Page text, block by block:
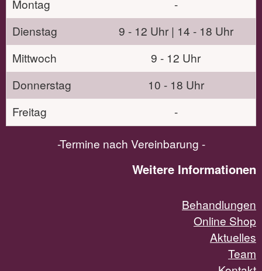
Montag
-
Dienstag
9 - 12 Uhr | 14 - 18 Uhr
Mittwoch
9 - 12 Uhr
Donnerstag
10 - 18 Uhr
Freitag
-
-Termine nach Vereinbarung -
Weitere Informationen
Behandlungen
Online Shop
Aktuelles
Team